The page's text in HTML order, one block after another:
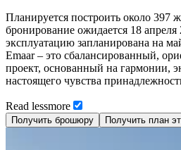
Планируется построить около 397
бронирование ожидается 18 апреля
эксплуатацию запланирована на
Emaar – это сбалансированный,
проект, основанный на гармонии,
настоящего чувства
Read lessmore
Получить брошюру Получить план